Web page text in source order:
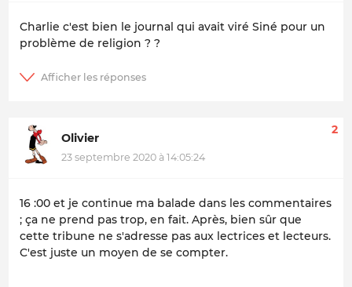
Charlie c'est bien le journal qui avait viré Siné pour un
problème de religion ? ?
Olivier
23 septembre 2020 à 14:05:24
2
16 :00 et je continue ma balade dans les commentaires
; ça ne prend pas trop, en fait. Après, bien sûr que
cette tribune ne s'adresse pas aux lectrices et lecteurs.
C'est juste un moyen de se compter.